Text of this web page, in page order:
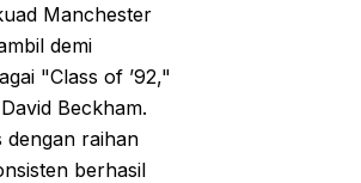
Manchester
demi
"Class of ’92,"
Beckham.
dengan raihan
berhasil